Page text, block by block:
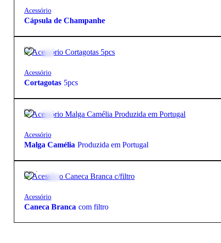
Acessório
Cápsula de Champanhe
3,95€
Acessório
Cortagotas 5pcs
8,70€
Acessório
Malga Camélia Produzida em Portugal
14,90€
Acessório
Caneca Branca com filtro